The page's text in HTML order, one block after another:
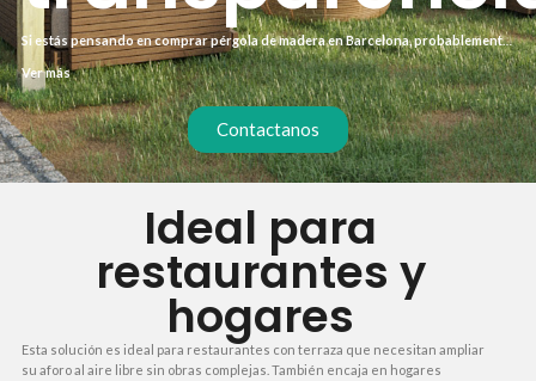
Si estás pensando en comprar pérgola de madera en Barcelona, probablemente
te preocupe el precio final y los posibles sobrecostes. Muchos clientes llegan
después de recibir presupuestos que luego se disparan con gastos de
transporte, montaje o acabados. Por eso trabajamos con un sistema de precio
cerrado desde el primer momento: te damos una cifra exacta que incluye
materiales, fabricación e instalación, sin sorpresas.
Ver más
Contactanos
Ideal para
restaurantes y
hogares
Esta solución es ideal para restaurantes con terraza que necesitan ampliar
su aforo al aire libre sin obras complejas. También encaja en hogares